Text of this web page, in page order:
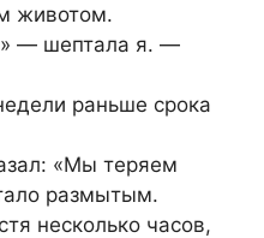
животом.
— шептала я. —
раньше срока
«Мы теряем
размытым.
несколько часов,